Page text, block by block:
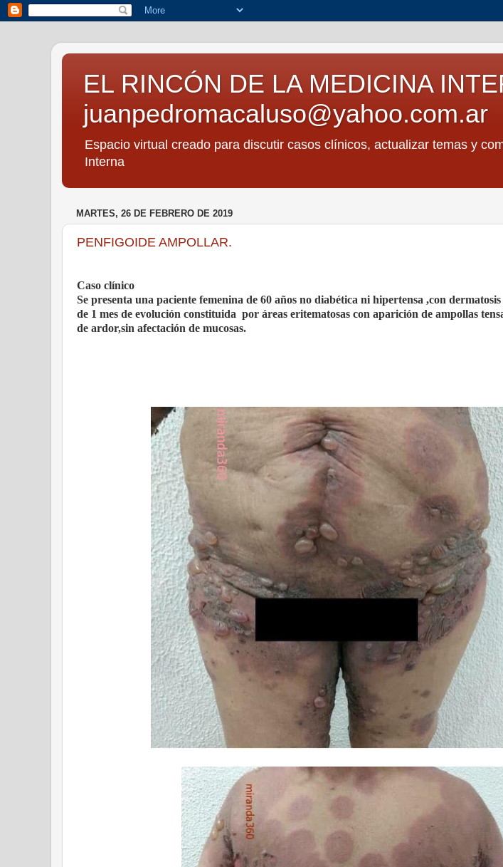
EL RINCÓN DE LA MEDICINA
juanpedromacaluso@yahoo.com.ar
Espacio virtual creado para discutir casos clínicos, actualizar temas y
Interna
MARTES, 26 DE FEBRERO DE 2019
PENFIGOIDE AMPOLLAR.
Caso clínico
Se presenta una paciente femenina de 60 años no diabética ni hipertensa ,con
de 1 mes de evolución constituida por áreas eritematosas con aparición de ampollas
de ardor,sin afectación de mucosas.